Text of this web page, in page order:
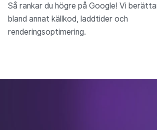
Så rankar du högre på Google! Vi
bland annat källkod, laddtider och
renderingsoptimering.